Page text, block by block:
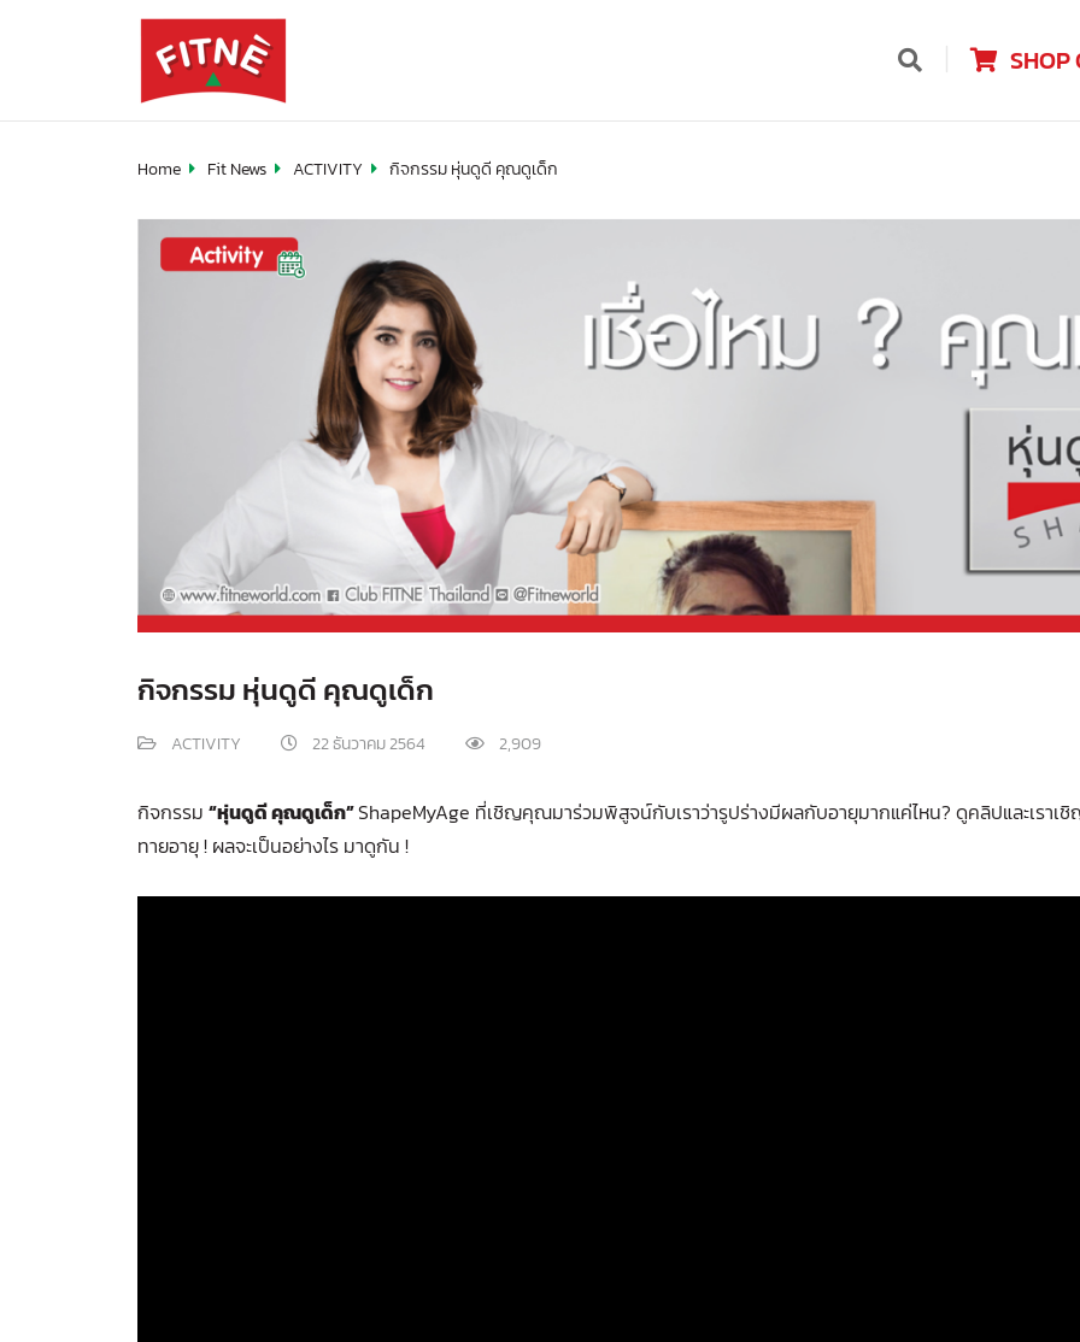
SHOP
Home Fit News ACTIVITY กิจกรรม หุ่นดูดี คุณดูเด็ก
กิจกรรม หุ่นดูดี คุณดูเด็ก
ACTIVITY 22 ธันวาคม 2564 2,909
กิจกรรม “หุ่นดูดี คุณดูเด็ก”ShapeMyAge ที่เชิญคุณมาร่วมพิสูจน์กับเราว่ารูปร่างมีผลกับอายุมากแค่ไหน? ดูคลิปและเราเ
ทายอายุ ! ผลจะเป็นอย่างไร มาดูกัน !